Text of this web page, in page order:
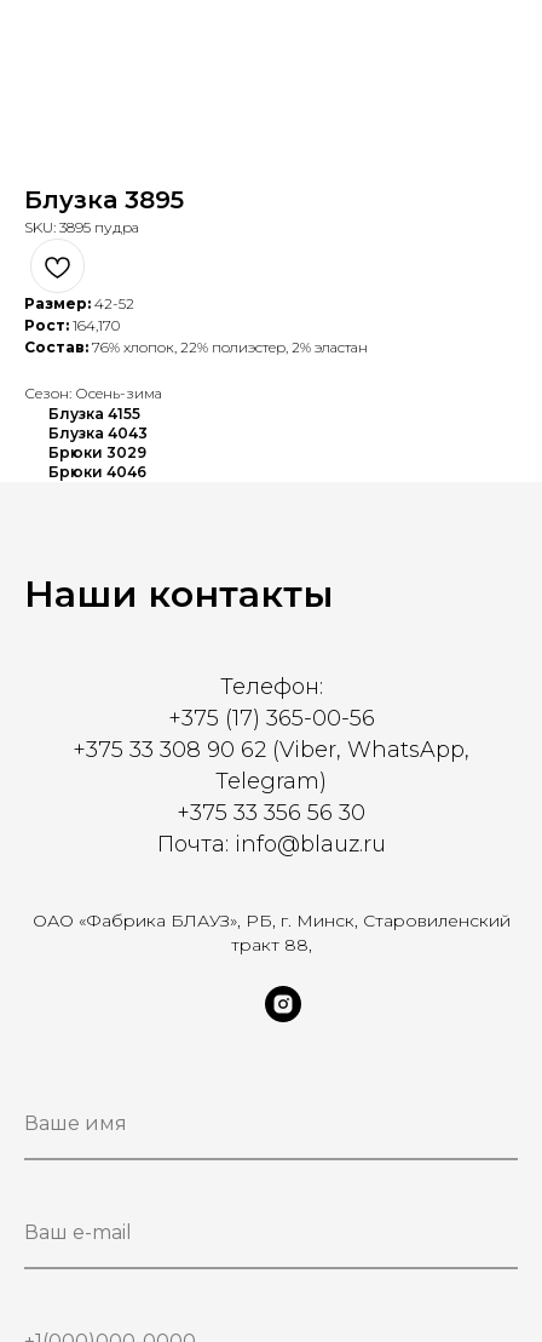
Блузка 3895
SKU: 3895 пудра
Размер: 42-52
Рост: 164,170
Состав: 76% хлопок, 22% полиэстер, 2% эластан
Сезон: Осень-зима
Блузка 4155
Блузка 4043
Брюки 3029
Брюки 4046
Наши контакты
Телефон:
+375 (17) 365-00-56
+375 33 308 90 62 (Viber, WhatsApp,
Telegram)
+375 33 356 56 30
Почта: info@blauz.ru
ОАО «Фабрика БЛАУЗ», РБ, г. Минск, Старовиленский
тракт 88,